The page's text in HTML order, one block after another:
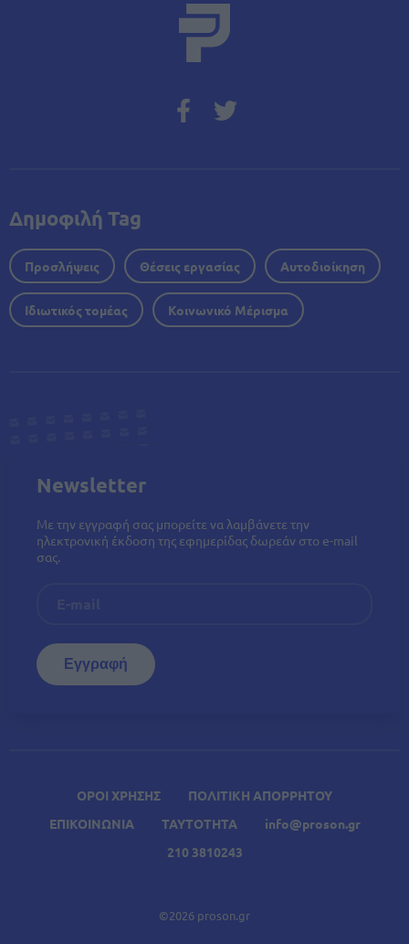
ΟΡΟΙ ΧΡΗΣΗΣ
ΠΟΛΙΤΙΚΗ ΑΠΟΡΡΗΤΟΥ
ΕΠΙΚΟΙΝΩΝΙΑ
ΤΑΥΤΟΤΗΤΑ
info@proson.gr
210 3810243
©2026 proson.gr
Δημοφιλή Tag
Προσλήψεις Θέσεις εργασίας Αυτοδιοίκηση
Ιδιωτικός τομέας Κοινωνικό Μέρισμα
Newsletter
Με την εγγραφή σας μπορείτε να λαμβάνετε την
ηλεκτρονική έκδοση της εφημερίδας δωρεάν στο e-mail
σας.